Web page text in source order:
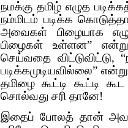
நமக்கு தமிழ் எழுத
நம்மிடம் படிக்க
அவைகள் பிழையாக
பிழைகள் உள்ளன”
செய்வதை விட்டுவிட்டு,
படிக்கமுடியவில்லை”
தமிழை கூட்டி கூட்டி
சொல்வது சரி தானே!
இதைப் போலத் தான் அவர்